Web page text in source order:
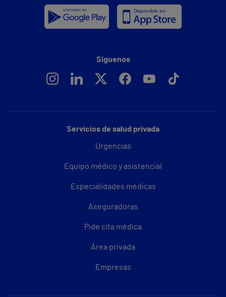
Servicios de salud privada
Urgencias
Equipo médico y asistencial
Especialidades médicas
Aseguradoras
Pide cita médica
Área privada
Empresas
Síguenos